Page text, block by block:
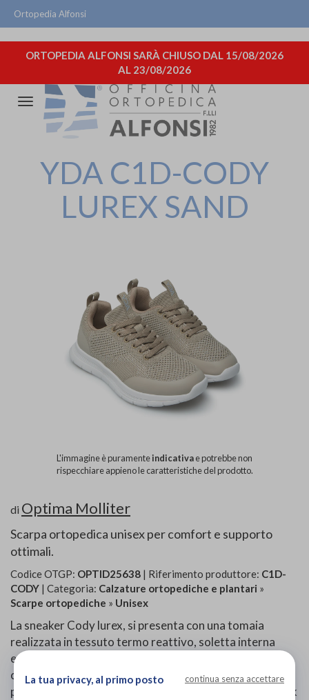
Ortopedia Alfonsi
ORTOPEDIA ALFONSI SARÀ CHIUSO DAL 15/08/2026
AL 23/08/2026
Attiva/disattiva
navigazione
YDA C1D-CODY
LUREX SAND
L'immagine è puramenteindicativae potrebbe non
rispecchiare appieno le caratteristiche del prodotto.
di Optima Molliter
Scarpa ortopedica unisex per comfort e supporto
ottimali.
Codice OTGP: OPTID25638 | Riferimento produttore: C1D-
CODY | Categoria: Calzature ortopediche e plantari »
Scarpe ortopediche » Unisex
La sneaker Cody lurex, si presenta con una tomaia
realizzata in tessuto termo reattivo, soletta interna
estraibile ed apertura con lacci regolabile. YDA
consente di curare il bilanciamento della postura e
potenziare le funzionalità del corpo. Il sistema antishock
La tua privacy, al primo posto continua senza accettare